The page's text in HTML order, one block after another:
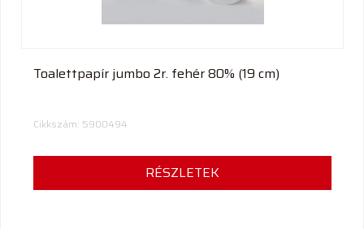
Toalettpapír jumbo 2r. fehér 80% (19 cm)
Cikkszám: 5900494
RÉSZLETEK